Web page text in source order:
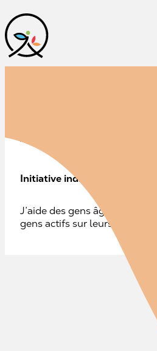
Aide
Initiative individuelle
J’aide des gens âgés avec
gens actifs sur leurs